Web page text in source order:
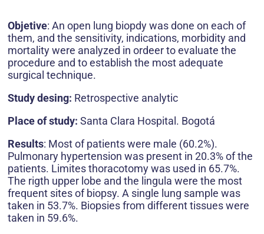
Objetive: An open lung biopdy was done on each of
them, and the sensitivity, indications, morbidity and
mortality were analyzed in ordeer to evaluate the
procedure and to establish the most adequate
surgical technique.
Study desing: Retrospective analytic
Place of study: Santa Clara Hospital. Bogotá
Results: Most of patients were male (60.2%).
Pulmonary hypertension was present in 20.3% of the
patients. Limites thoracotomy was used in 65.7%.
The rigth upper lobe and the lingula were the most
frequent sites of biopsy. A single lung sample was
taken in 53.7%. Biopsies from different tissues were
taken in 59.6%.